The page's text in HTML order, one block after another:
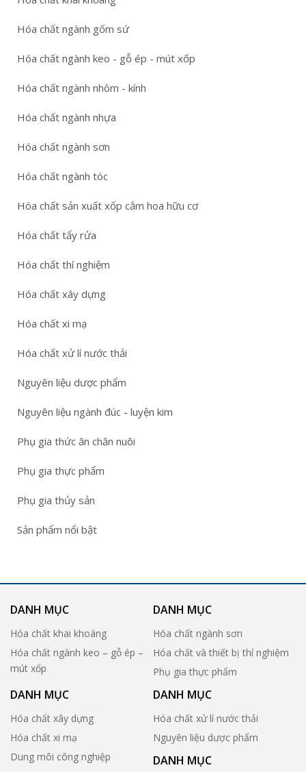
Hóa chất ngành gốm sứ
Hóa chất ngành keo - gỗ ép - mút xốp
Hóa chất ngành nhôm - kính
Hóa chất ngành nhựa
Hóa chất ngành sơn
Hóa chất ngành tóc
Hóa chất sản xuất xốp cắm hoa hữu cơ
Hóa chất tẩy rửa
Hóa chất thí nghiệm
Hóa chất xây dựng
Hóa chất xi mạ
Hóa chất xử lí nước thải
Nguyên liệu dược phẩm
Nguyên liệu ngành đúc - luyện kim
Phụ gia thức ăn chăn nuôi
Phụ gia thực phẩm
Phụ gia thủy sản
Sản phẩm nổi bật
DANH MỤC
Hóa chất khai khoáng
Hóa chất ngành keo – gỗ ép –
mút xốp
DANH MỤC
Hóa chất ngành sơn
Hóa chất và thiết bị thí nghiệm
Phụ gia thực phẩm
DANH MỤC
Hóa chất xây dựng
Hóa chất xi mạ
Dung môi công nghiệp
DANH MỤC
Hóa chất xử lí nước thải
Nguyên liệu dược phẩm
DANH MỤC